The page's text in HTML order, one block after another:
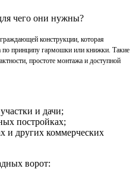
чего они нужны?
конструкции, которая
по принципу гармошки или книжки. Такие
простоте монтажа и доступной
и дачи;
постройках;
и других коммерческих
ворот: